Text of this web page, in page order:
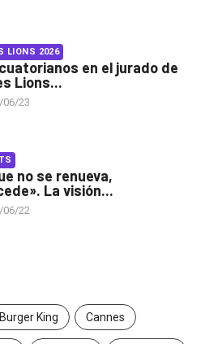
LIONS 2026
en el jurado de
Lions...
06/23
no se renueva,
La visión...
06/22
Burger King Cannes